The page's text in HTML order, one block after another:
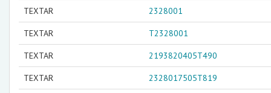
TEXTAR 2328001
TEXTAR T2328001
TEXTAR 2193820405T490
TEXTAR 2328017505T819